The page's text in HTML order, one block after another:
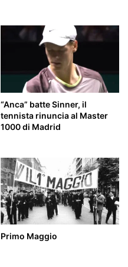
“Anca” batte Sinner, il
tennista rinuncia al Master
1000 di Madrid
Primo Maggio